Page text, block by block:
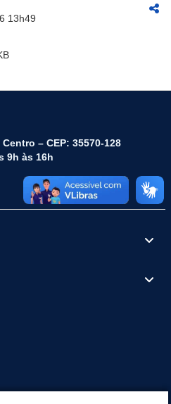
13h49
– CEP: 35570-128
9h às 16h